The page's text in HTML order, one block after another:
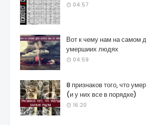
04:57
Вот к чему нам на самом
умершиих людях
04:59
8 признаков того, что
(и у них все в порядке)
16:20